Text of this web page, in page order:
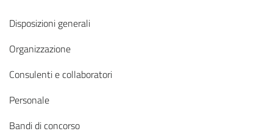
Disposizioni generali
Organizzazione
Consulenti e collaboratori
Personale
Bandi di concorso